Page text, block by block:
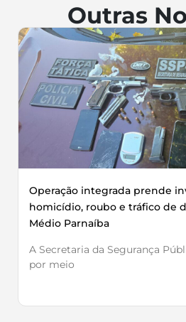
Outras
Operação integrada prende
homicídio, roubo e tráfico de
Médio Parnaíba
A Secretaria da Segurança
por meio